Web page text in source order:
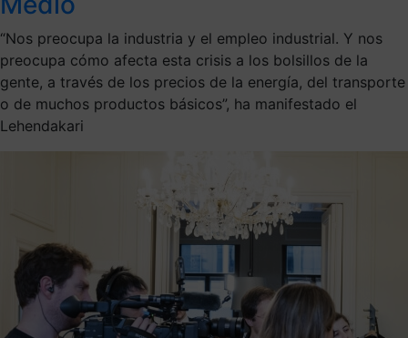
“Nos preocupa la industria y el empleo industrial. Y nos
preocupa cómo afecta esta crisis a los bolsillos de la
gente, a través de los precios de la energía, del transporte
o de muchos productos básicos”, ha manifestado el
Lehendakari